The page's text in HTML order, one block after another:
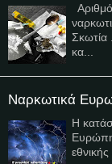
Σκωτία
κα...
Ναρκωτικά
Η